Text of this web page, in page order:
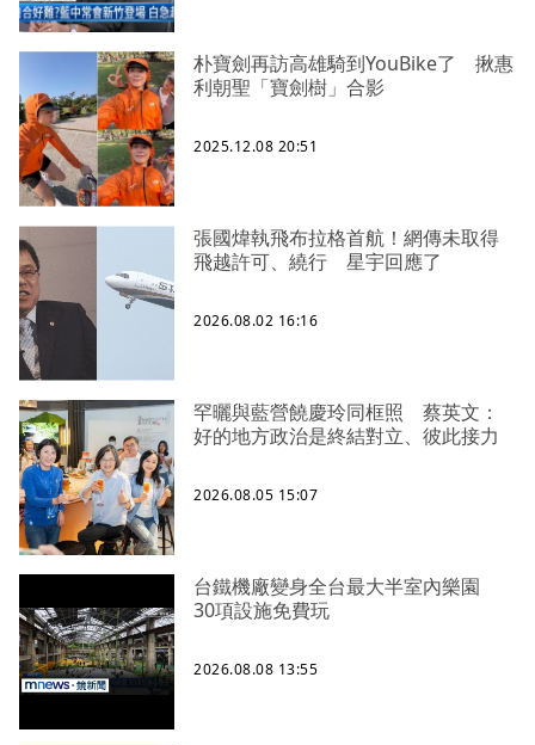
朴寶劍再訪高雄騎到YouBike了 揪惠
利朝聖「寶劍樹」合影
2025.12.08 20:51
張國煒執飛布拉格首航！網傳未取得
飛越許可、繞行 星宇回應了
2026.08.02 16:16
罕曬與藍營饒慶玲同框照 蔡英文：
好的地方政治是終結對立、彼此接力
2026.08.05 15:07
台鐵機廠變身全台最大半室內樂園
30項設施免費玩
2026.08.08 13:55